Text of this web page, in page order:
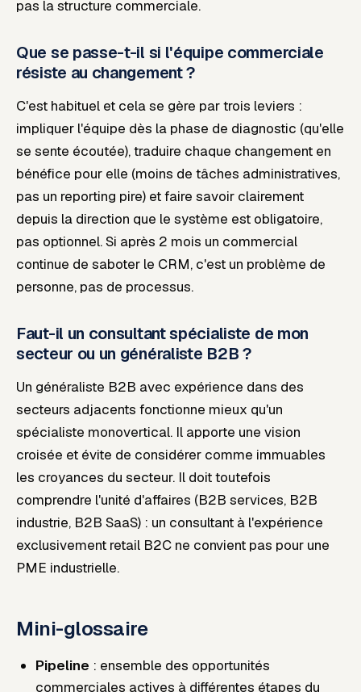
pas la structure commerciale.
Que se passe-t-il si l'équipe commerciale
résiste au changement ?
C'est habituel et cela se gère par trois leviers :
impliquer l'équipe dès la phase de diagnostic (qu'elle
se sente écoutée), traduire chaque changement en
bénéfice pour elle (moins de tâches administratives,
pas un reporting pire) et faire savoir clairement
depuis la direction que le système est obligatoire,
pas optionnel. Si après 2 mois un commercial
continue de saboter le CRM, c'est un problème de
personne, pas de processus.
Faut-il un consultant spécialiste de mon
secteur ou un généraliste B2B ?
Un généraliste B2B avec expérience dans des
secteurs adjacents fonctionne mieux qu'un
spécialiste monovertical. Il apporte une vision
croisée et évite de considérer comme immuables
les croyances du secteur. Il doit toutefois
comprendre l'unité d'affaires (B2B services, B2B
industrie, B2B SaaS) : un consultant à l'expérience
exclusivement retail B2C ne convient pas pour une
PME industrielle.
Mini-glossaire
Pipeline : ensemble des opportunités
commerciales actives à différentes étapes du